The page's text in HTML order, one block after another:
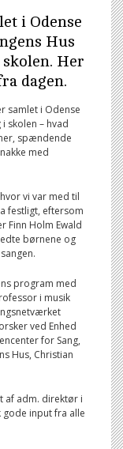
i Odense
Hus
Her
dagen.
samlet i Odense
i skolen – hvad
spændende
med
vi var med til
festligt, eftersom
Finn Holm Ewald
børnene og
program med
i musik
ved Enhed
for Sang,
Hus, Christian
af adm. direktør i
gode input fra alle